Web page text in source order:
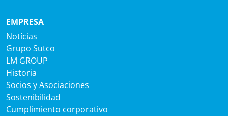
EMPRESA
Notícias
Grupo Sutco
LM GROUP
Historia
Socios y Asociaciones
Sostenibilidad
Cumplimiento corporativo